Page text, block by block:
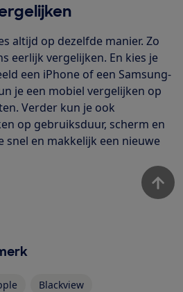
altijd op dezelfde manier. Zo
eerlijk vergelijken. En kies je
een iPhone of een Samsung-
je een mobiel vergelijken op
Verder kun je ook
op gebruiksduur, scherm en
snel en makkelijk een nieuwe
Blackview